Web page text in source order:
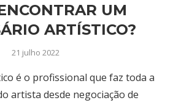
UM
ARTÍSTICO?
21 julho 2022
é o profissional que faz toda a
artista desde negociação de